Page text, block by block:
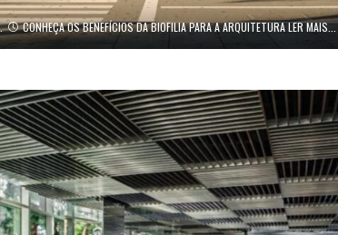
CONHEÇA OS BENEFÍCIOS DA BIOFILIA PARA A ARQUITETURA LER MAIS...